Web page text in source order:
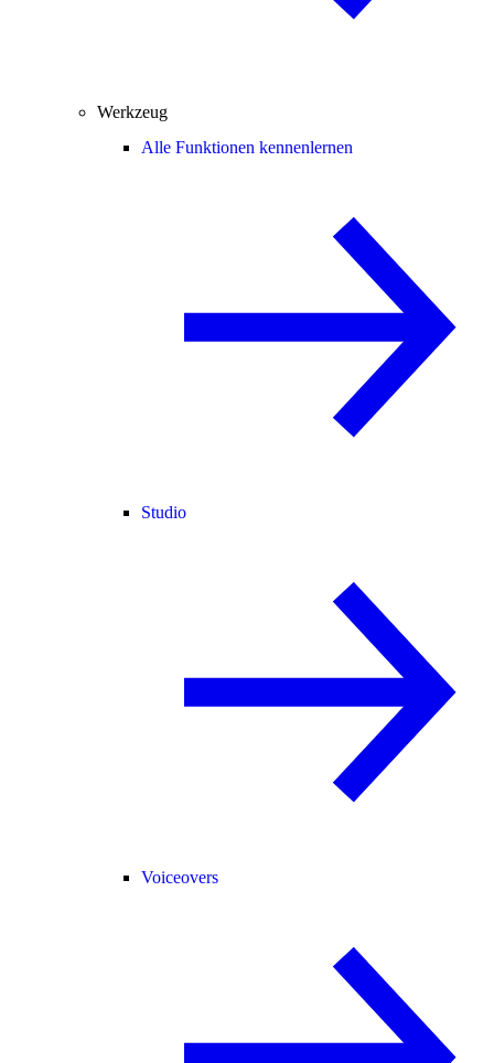
Werkzeug
Alle Funktionen kennenlernen
Studio
Voiceovers